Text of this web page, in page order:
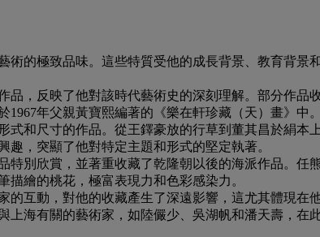
的極致品味。這些特質受他的成長背景、教育背
，反映了他對該時代藝術史的深刻理解。部分作品
年父親黃寶熙編著的《樂在軒珍藏（天）畫》中。
和尺寸的作品。從王鐸豪放的行草到董其昌於絹
，突顯了他對特定主題和形式的堅定執著。
別欣賞，並著重收藏了乾隆朝以後的海派作品。
繪的桃花，極富表現力和色彩感染力。
互動，對他的收藏產生了深遠影響，這尤其體現在
海有關的藝術家，如陸儼少、吳湖帆和潘天壽，